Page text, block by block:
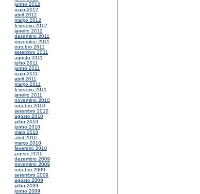
junho 2012
maio 2012
abril 2012
março 2012
fevereiro 2012
janeiro 2012
dezembro 2011
novembro 2011
outubro 2011
setembro 2011
agosto 2011
julho 2011
junho 2011
maio 2011
abril 2011
março 2011
fevereiro 2011
janeiro 2011
novembro 2010
outubro 2010
setembro 2010
agosto 2010
julho 2010
junho 2010
maio 2010
abril 2010
março 2010
fevereiro 2010
janeiro 2010
dezembro 2009
novembro 2009
outubro 2009
setembro 2009
agosto 2009
julho 2009
junho 2009